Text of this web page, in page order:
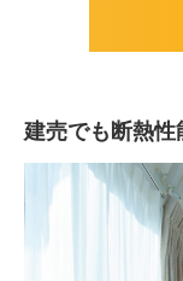
建売でも断熱